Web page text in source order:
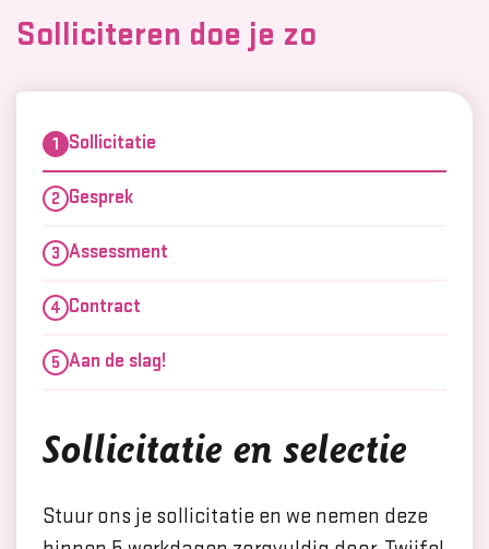
Solliciteren doe je zo
Sollicitatie
Gesprek
Assessment
Contract
Aan de slag!
Sollicitatie en selectie
Stuur ons je sollicitatie en we nemen deze